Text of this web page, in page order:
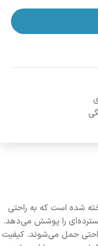
شده است که به راحتی
را پوشش می‌دهد.
راحتی حمل می‌شوند. کیفیت